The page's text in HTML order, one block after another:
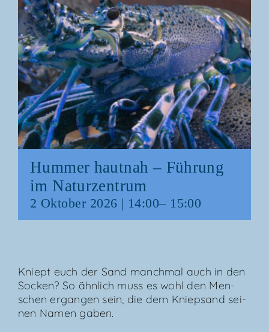
Hum­mer haut­nah – Füh­rung
im Naturzentrum
2 Okto­ber 2026 | 14:00– 15:00
Kniept euch der Sand manch­mal auch in den
Socken? So ähn­lich muss es wohl den Men­
schen ergan­gen sein, die dem Kniep­sand sei­
nen Namen gaben.